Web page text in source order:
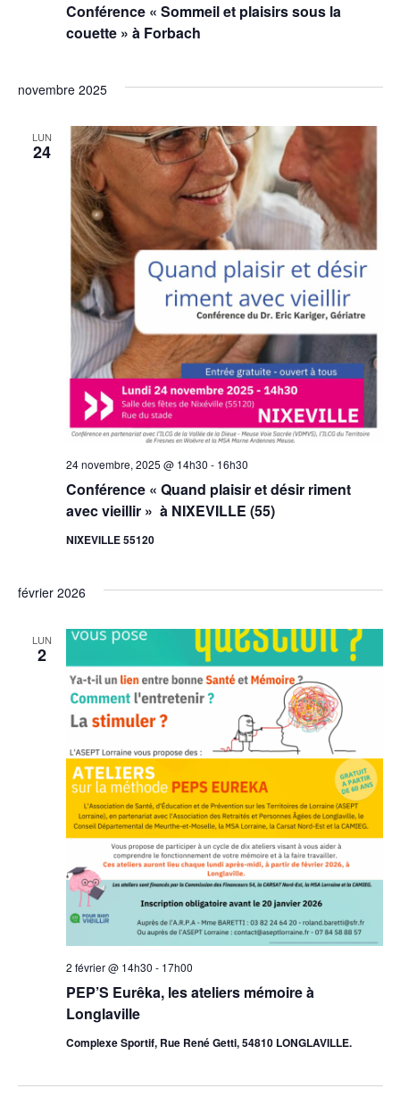
Conférence « Sommeil et plaisirs sous la
couette » à Forbach
novembre 2025
LUN
24
Conférence « Quand plaisir et désir riment
avec vieillir » à NIXEVILLE (55)
24 novembre, 2025 @ 14h30 - 16h30
NIXEVILLE 55120
février 2026
LUN
2
PEP’S Eurêka, les ateliers mémoire à
Longlaville
2 février @ 14h30 - 17h00
Complexe Sportif, Rue René Getti, 54810 LONGLAVILLE.